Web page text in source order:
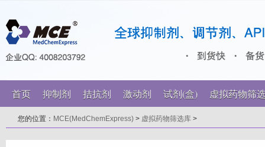
首页 抑制剂 拮抗剂 激动剂 试剂(盒) 虚拟药物筛
您的位置： MCE(MedChemExpress) > 虚拟药物筛选库 >